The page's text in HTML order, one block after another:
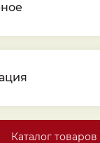
Каталог товаров